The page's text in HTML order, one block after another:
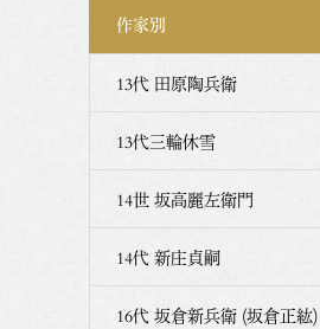
作家別
13代 田原陶兵衛
13代三輪休雪
14世 坂高麗左衛門
14代 新庄貞嗣
16代 坂倉新兵衛 (坂倉正紘)